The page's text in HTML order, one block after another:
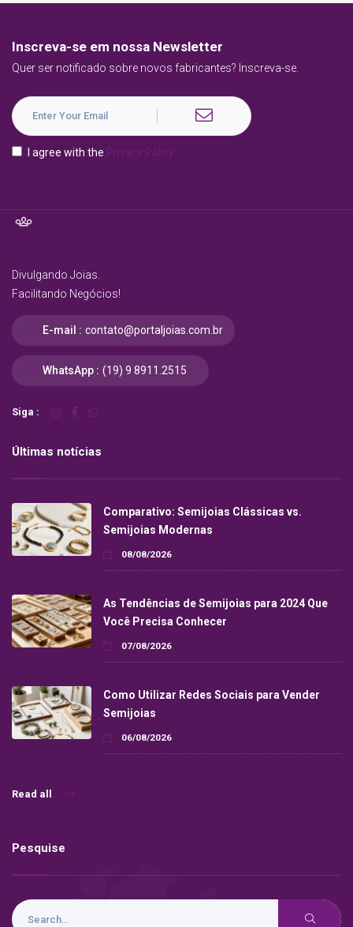
Inscreva-se em nossa Newsletter
Quer ser notificado sobre novos fabricantes? Inscreva-se.
I agree with the Privacy Policy
Divulgando Joias.
Facilitando Negócios!
E-mail : contato@portaljoias.com.br
WhatsApp : (19) 9 8911.2515
Siga :
Últimas notícias
Comparativo: Semijoias Clássicas vs.
Semijoias Modernas
08/08/2026
As Tendências de Semijoias para 2024 Que
Você Precisa Conhecer
07/08/2026
Como Utilizar Redes Sociais para Vender
Semijoias
06/08/2026
Read all
Pesquise